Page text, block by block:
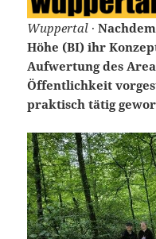
Wuppertal ·
Höhe (BI) ihr
Aufwertung des
Öffentlichkeit
praktisch tätig